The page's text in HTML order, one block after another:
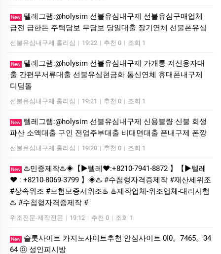
New
텔레그램:@holysim 선불유심내구제 선불유심구매업체
급전 급한돈 주택담보 무담보 당일대출 장기연체 선불폰유심
선불유심내구제 홀리심 | 19:22 | 추천 0 | 조회 1
New
텔레그램:@holysim 선불유심내구제 가개통 저신용자대
출 간편무서류대출 선불유심현금화 통신연체 휴대폰내구제
디딤돌
선불유심내구제 홀리심 | 19:21 | 추천 0 | 조회 1
New
텔레그램:@holysim 선불유심내구제 신용불량 신불 회생
파산 소액대출 구인 전업주부대출 비대면대출 폰내구제 폰깡
선불유심내구제 홀리심 | 19:20 | 추천 0 | 조회 1
New
♨️민증제작♨️◈【▶텔레♥:+8210-7941-8872 】【▶텔레
♥ : +8210-8069-3799 】◈♨️ #수첩형자격증제작 #재산세위조
#상속위조 #보험보증서위조♨️ ♨️제작업체-위조업체-대리시험
♨️ #수첩형자격증제작 #
위조전문-제작전문 | 19:12 | 추천 0 | 조회 1
New
슬롯사이트 카지노사이트추천 안심사이트 0I0。7465。34
64 ⓞ 성인피시방